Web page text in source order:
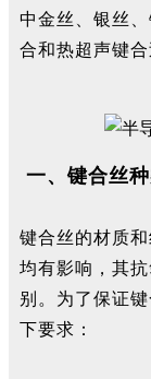
中金丝、银丝
合和热超声键
一、键合丝
键合丝的材质
均有影响，其
别。为了保证
下要求：